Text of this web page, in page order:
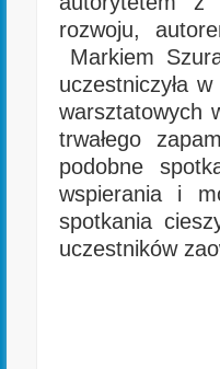
rozwoju,
Markiem
uczestniczyła
warsztatowych
trwałego
podobne
wspierania i
spotkania
uczestników